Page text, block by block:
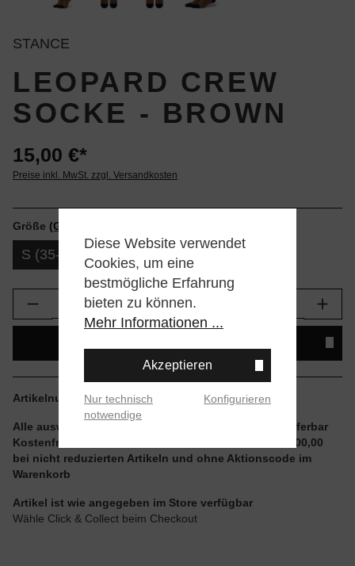
STANCE
LEOPARD CREW
SOCKE - BROWN
15,00 €*
Preise inkl. MwSt. zzgl. Versandkosten
Größe (Größentabellen)
S (35-37) M (38-42)
Produkt Anzahl: Gib den gewünschten
Artikelnummer:W556B26LEO-BRN.S
Alle auswählbaren Größen und Artikel sind sofort lieferbar
Kostenfreier Versand ab einem Einkaufswert von € 100,00
bei nicht reduzierten Artikeln und ohne Aktionscode im
Warenkorb
Artikel ist wie angegeben im Store verfügbar
Wähle Click & Collect beim Checkout
Diese Website verwendet
Cookies, um eine
bestmögliche Erfahrung
bieten zu können.
Mehr Informationen ...
Akzeptieren
Nur technisch
notwendige
Konfigurieren